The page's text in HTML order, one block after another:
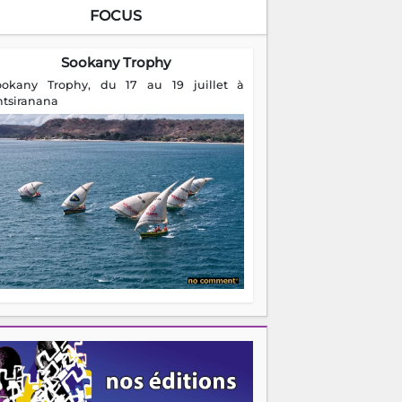
FOCUS
Sookany Trophy
Trophy, du 17 au 19 juillet à